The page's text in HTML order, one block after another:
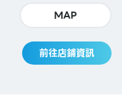
MAP
前往店鋪資訊